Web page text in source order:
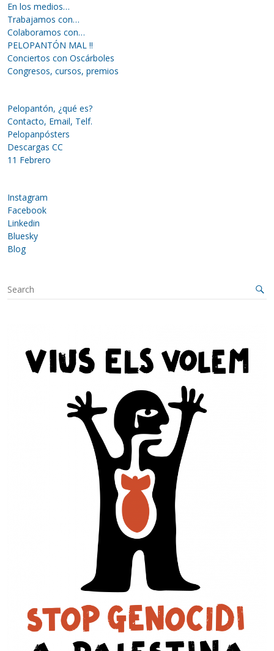
En los medios…
Trabajamos con…
Colaboramos con…
PELOPANTÓN MAL !!
Conciertos con Oscárboles
Congresos, cursos, premios
Pelopantón, ¿qué es?
Contacto, Email, Telf.
Pelopanpósters
Descargas CC
11 Febrero
Instagram
Facebook
Linkedin
Bluesky
Blog
S
e